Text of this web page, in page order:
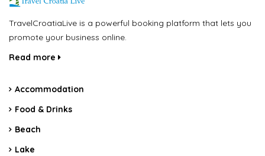
TravelCroatiaLive is a powerful booking platform that lets you
promote your business online.
Read more
Accommodation
Food & Drinks
Beach
Lake